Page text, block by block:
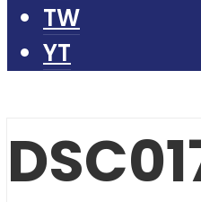
TW
YT